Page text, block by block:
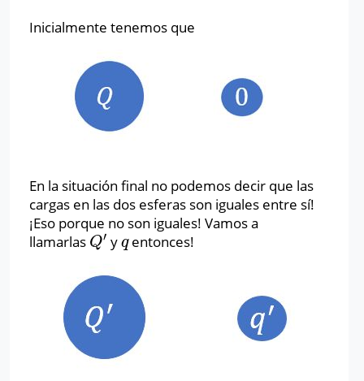
Inicialmente tenemos que
En la situación final no podemos decir que las
cargas en las dos esferas son iguales entre sí!
¡Eso porque no son iguales! Vamos a
llamarlas Q′
Q′ yq
qentonces!